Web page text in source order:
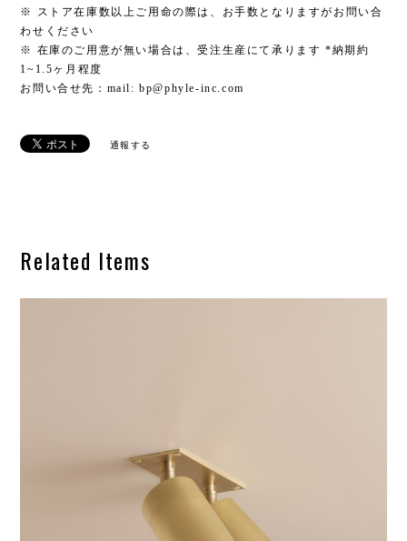
※ ストア在庫数以上ご用命の際は、お手数となりますがお問い合
わせください
※ 在庫のご用意が無い場合は、受注生産にて承ります *納期約
1~1.5ヶ月程度
お問い合せ先：mail:bp@phyle-inc.com
通報する
Related Items